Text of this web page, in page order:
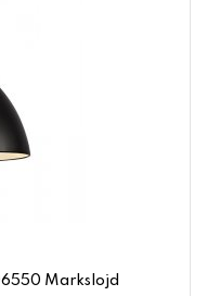
Markslojd